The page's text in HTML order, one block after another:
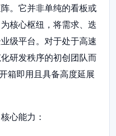
。它并非单纯的看板或
核心枢纽，将需求、迭
级平台。对于处于高速
研发秩序的初创团队而
箱即用且具备高度延展
心能力：